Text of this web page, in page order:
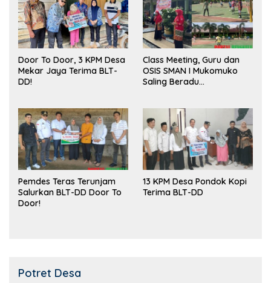
Door To Door, 3 KPM Desa
Mekar Jaya Terima BLT-
DD!
Class Meeting, Guru dan
OSIS SMAN I Mukomuko
Saling Beradu
Pemdes Teras Terunjam
Salurkan BLT-DD Door To
Door!
13 KPM Desa Pondok Kopi
Terima BLT-DD
Potret Desa